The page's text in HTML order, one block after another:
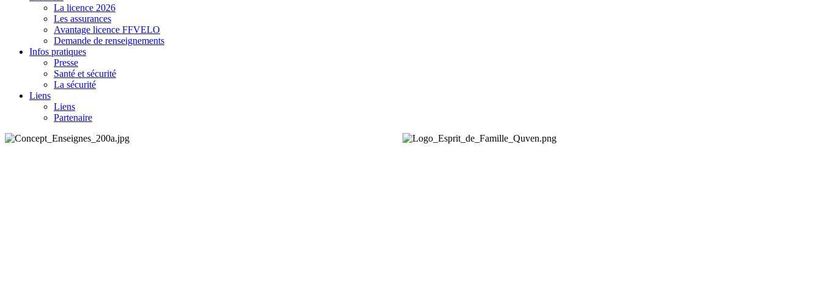
La licence 2026
Les assurances
Avantage licence FFVELO
Demande de renseignements
Infos pratiques
Presse
Santé et sécurité
La sécurité
Liens
Liens
Partenaire